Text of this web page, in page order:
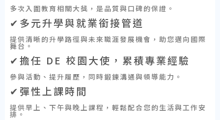
多次入圍教育相關大獎，是品質與口碑的保證。
✔多元升學與就業銜接管道
提供清晰的升學路徑與未來職涯發展機會，助您邁向國際
舞台。
✔擔任 DE 校園大使，累積專業經驗
參與活動、提升履歷，同時鍛鍊溝通與領導能力。
✔彈性上課時間
提供早上、下午與晚上課程，輕鬆配合您的生活與工作安
排。